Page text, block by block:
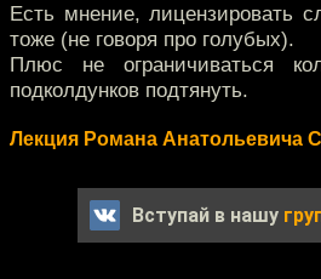
Есть мнение, лицензировать
тоже (не говоря про голубых).
Плюс не ограничиваться
подколдунков подтянуть.
Лекция Романа Анатольевича
Вступай в нашу